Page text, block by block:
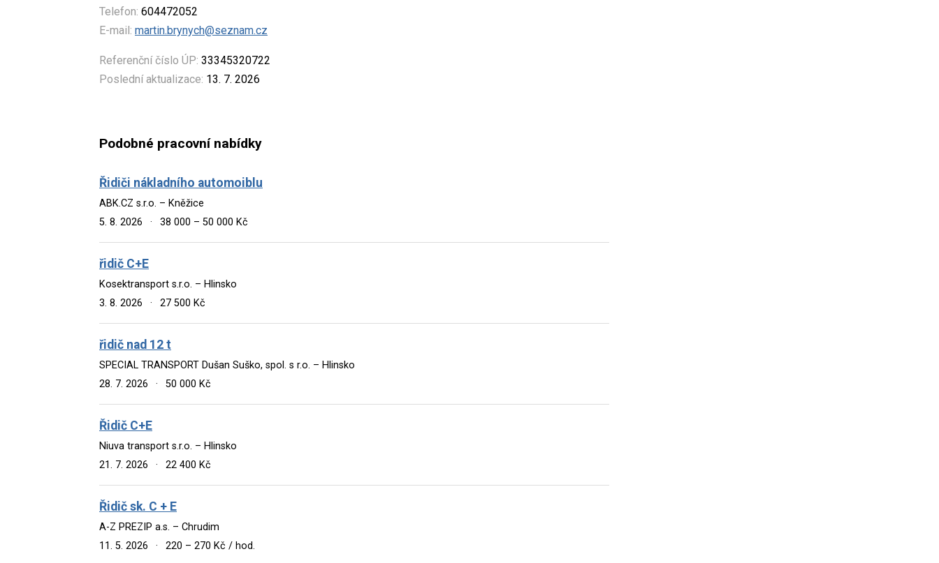
Telefon: 604472052
E-mail: martin.brynych@seznam.cz
Referenční číslo ÚP: 33345320722
Poslední aktualizace: 13. 7. 2026
Podobné pracovní nabídky
Řidiči nákladního automoiblu
ABK.CZ s.r.o. – Kněžice
5. 8. 2026
· 38 000 – 50 000 Kč
řidič C+E
Kosektransport s.r.o. – Hlinsko
3. 8. 2026
· 27 500 Kč
řidič nad 12 t
SPECIAL TRANSPORT Dušan Suško, spol. s r.o. – Hlinsko
28. 7. 2026
· 50 000 Kč
Řidič C+E
Niuva transport s.r.o. – Hlinsko
21. 7. 2026
· 22 400 Kč
Řidič sk. C + E
A-Z PREZIP a.s. – Chrudim
11. 5. 2026
· 220 – 270 Kč / hod.